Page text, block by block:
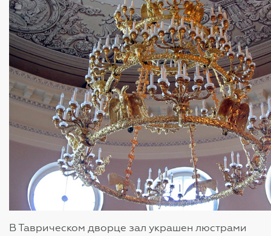
В Таврическом дворце зал украшен люстрами